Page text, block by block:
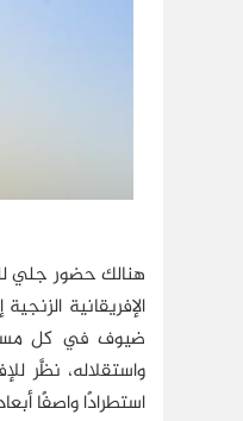
هنالك حضور جلي
الإفريقانية
ضيوف في كل
واستقلاله، نظَّر
استطرادًا واصفًا